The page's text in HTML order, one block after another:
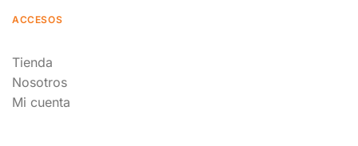
ACCESOS
Tienda
Nosotros
Mi cuenta